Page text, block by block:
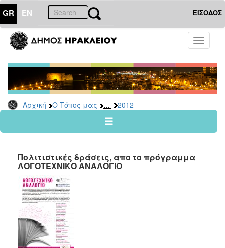
GR EN ΕΙΣΟΔΟΣ
Toggle
Αρχική Ο Τόπος μας ... 2012
ΤΟΠΟΣ
ΜΑΣ
Ανακοινώσεις
Αρχείο
2026
2024
2022
2021
2020
2019
2018
2017
Πολιτιστικές δράσεις, απο το πρόγραμμα
ΛΟΓΟΤΕΧΝΙΚΟ ΑΝΑΛΟΓΙΟ